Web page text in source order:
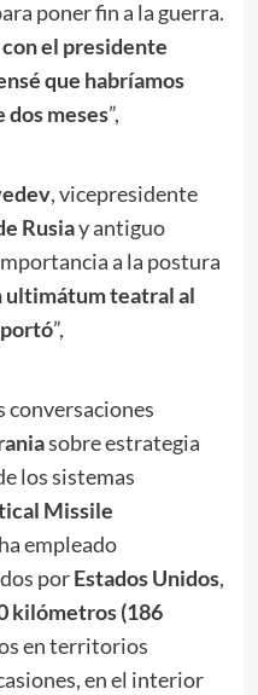
poner fin a la guerra.
el presidente
que habríamos
dos meses”,
, vicepresidente
Rusiay antiguo
a la postura
ultimátum teatral al
”,
conversaciones
sobre estrategia
los sistemas
Missile
empleado
porEstados Unidos,
kilómetros (186
en territorios
en el interior